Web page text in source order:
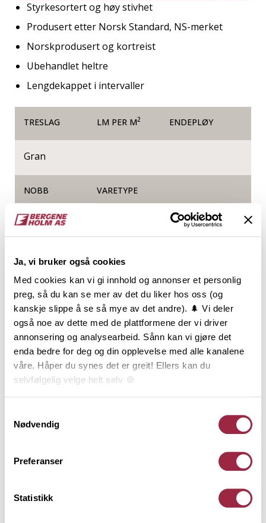
Ja, vi bruker også cookies
Med cookies kan vi gi innhold og annonser et personlig
preg, så du kan se mer av det du liker hos oss (og
kanskje slippe å se så mye av det andre). 🌲 Vi deler
også noe av dette med de plattformene der vi driver
annonsering og analysearbeid. Sånn kan vi gjøre det
enda bedre for deg og din opplevelse med alle kanalene
våre. Håper du synes det er greit! Ellers kan du
selvfølgelig velge helt selv 🍪
Nødvendig
Preferanser
Statistikk
Styrkesortert og høy stivhet
Produsert etter Norsk Standard, NS-merket
Norskprodusert og kortreist
Ubehandlet heltre
Lengdekappet i intervaller
TRESLAG LM PER M2 ENDEPLØY
Gran
NOBB VARETYPE
60170041
Produktinformasjon
Konstruksjonsvirke, ofte kalt K-virke, er sortert med
hensyn til styrke og stivhet og er produsert etter
gjeldende standard for styrkesortering. Varen er
lengdekappet i intervaller, høvlet på alle 4 sider og
har avrundede eller fasede kanter.
Konstruksjonsvirke er CE og NS-merket og
underlagt 3-part kontroll. Styrkeklassen C24 brukes i
og utføres av kvalifisert personell. Denne varen er
produsert i Norge av PEFC-sertifisert tømmer fra
bærekraftige skoger og har lang levetid ved riktig
bruk. Livsløpsanalyse, påvirkning på miljø og lagring
EcoProduct.